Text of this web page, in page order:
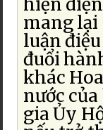
hiện
mang lại
luận
đuổi
khác
nước
gia Ủy